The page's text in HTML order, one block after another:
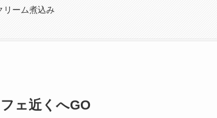
リーム煮込み
ェ近くへGO